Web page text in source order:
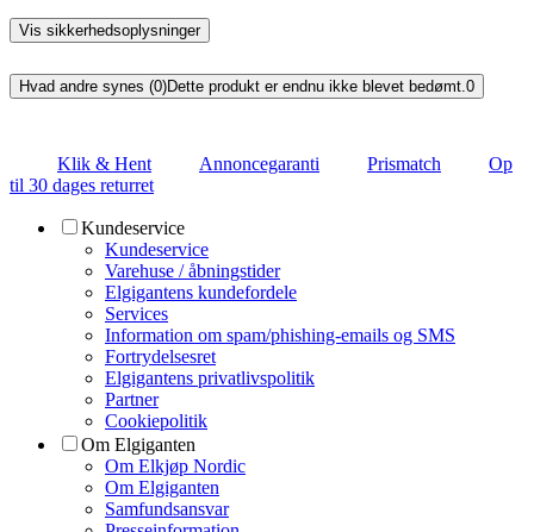
Vis sikkerhedsoplysninger
Hvad andre synes (0)Dette produkt er endnu ikke blevet bedømt. 0
Klik & Hent Annoncegaranti Prismatch
Op
til 30 dages returret
Kundeservice
Kundeservice
Varehuse / åbningstider
Elgigantens kundefordele
Services
Information om spam/phishing-emails og SMS
Fortrydelsesret
Elgigantens privatlivspolitik
Partner
Cookiepolitik
Om Elgiganten
Om Elkjøp Nordic
Om Elgiganten
Samfundsansvar